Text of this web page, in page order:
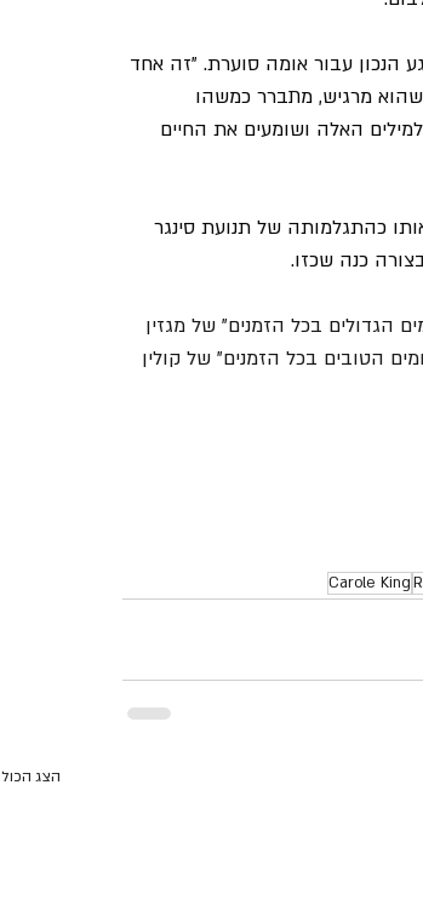
הנכון עבור אומה סוערת. "זה אחד
מרגיש, מתברר כמשהו
האלה ושומעים את החיים
אותו כהתגלמותה של תנועת סינגר
כנה שכזו.
104 ברשימת "500 האלבומים הגדולים בכל הזמנים" של מגזין
2000 הוא נבחר במקום ה- 228 ברשימת "1000 האלבומים הטובים בכל הזמנים" של קולין
Carole King
הצג הכול